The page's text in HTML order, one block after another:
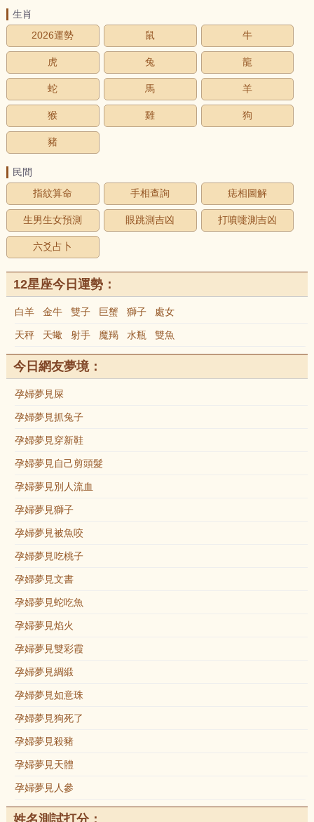
生肖
2026運勢
鼠 牛
虎 兔 龍
蛇 馬 羊
猴 雞 狗
豬
民間
指紋算命
手相查詢 痣相圖解
生男生女預測 眼跳測吉凶 打噴嚏測吉凶
六爻占卜
12星座今日運勢：
白羊 金牛 雙子 巨蟹 獅子 處女
天秤 天蠍 射手 魔羯 水瓶 雙魚
今日網友夢境：
孕婦夢見屎
孕婦夢見抓兔子
孕婦夢見穿新鞋
孕婦夢見自己剪頭髮
孕婦夢見別人流血
孕婦夢見獅子
孕婦夢見被魚咬
孕婦夢見吃桃子
孕婦夢見文書
孕婦夢見蛇吃魚
孕婦夢見焰火
孕婦夢見雙彩霞
孕婦夢見綢緞
孕婦夢見如意珠
孕婦夢見狗死了
孕婦夢見殺豬
孕婦夢見天體
孕婦夢見人參
姓名測試打分：